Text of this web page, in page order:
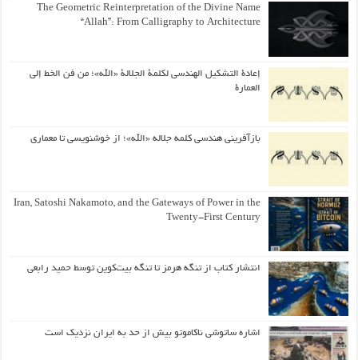
The Geometric Reinterpretation of the Divine Name
“Allah”: From Calligraphy to Architecture
إعادة التشكيل الهندسي لكلمة الجلالة «الله»؛ من فن الخط إلى
العمارة
بازآفرینی هندسی کلمه جلاله «الله»؛ از خوشنویسی تا معماری
Iran, Satoshi Nakamoto, and the Gateways of Power in the
Twenty-First Century
انتشار کتاب از تنگه هرمز تا تنگه بیت‌کوین توسط حمید رابعی
اشاره ساتوشی ناکاموتو بیش از حد به ایران نزدیک است